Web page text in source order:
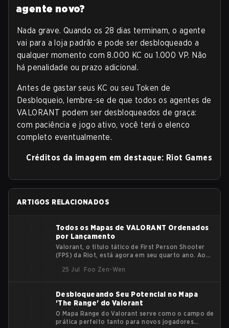
agente novo?
Nada grave. Quando os 28 dias terminam, o agente
vai para a loja padrão e pode ser desbloqueado a
qualquer momento com 8.000 KC ou 1.000 VP. Não
há penalidade ou prazo adicional.
Antes de gastar seus KC ou seu Token de
Desbloqueio, lembre-se de que todos os agentes de
VALORANT podem ser desbloqueados de graça:
com paciência e jogo ativo, você terá o elenco
completo eventualmente.
Créditos da imagem em destaque: Riot Games
ARTIGOS RELACIONADOS
Todos os Mapas de VALORANT Ordenados
por Lançamento
Valorant, o título tático de First Person Shooter
(FPS) da Riot, está agora em seu quarto ano. Ao
ao pool para mudar a jogabilidade e revitalizar a
definem a jogabilidade naquele mapa. Atualmente,
há um total de 17 mapas para Valorant, incluindo
The Range, para praticar e treinar novos
jogadores, dos quais 11 são reservados para o jogo
25 Jul Foo Zen-Wen
Desbloqueando Seu Potencial no Mapa
'The Range' do Valorant
O Mapa Range do Valorant serve como o campo de
prática perfeito tanto para novos jogadores